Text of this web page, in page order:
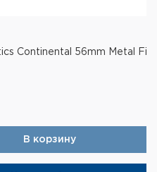
Continental 56mm Metal
В корзину